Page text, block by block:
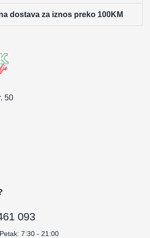
dostava za iznos preko 100KM
50
093
7:30 - 21:00